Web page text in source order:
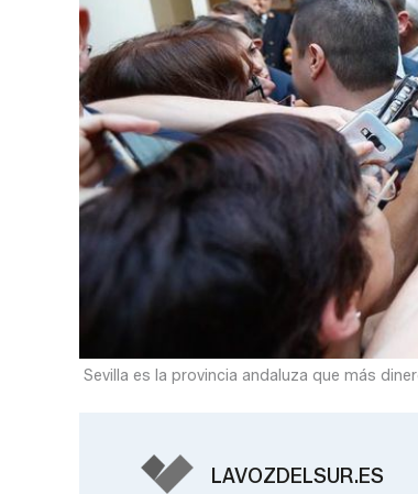
Sevilla es la provincia andaluza que más
LAVOZDELSUR.ES